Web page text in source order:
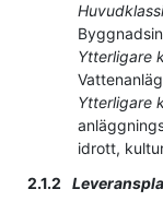
Ytterligare
Ytterligare
idrott,
2.1.2